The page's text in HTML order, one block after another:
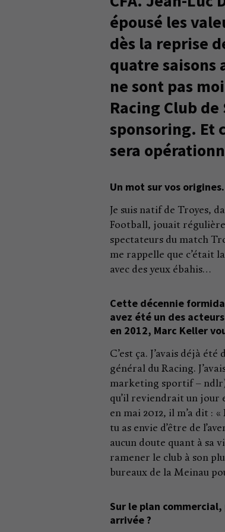
épousé les
dès la reprise
quatre saisons
ne sont pas
Racing Club
sponsoring. Et
sera
Un mot sur vos
Je suis natif de Troyes,
Football, jouait
spectateurs du match
me rappelle que c’était
avec des yeux ébahis…
Cette décennie
avez été un des
en 2012, Marc Keller
C’est ça. J’avais déjà
général du Racing.
marketing sportif –
qu’il reviendrait un jour
en mai 2012, il m’a dit :
tu as envie d’être de
aucun doute quant à sa
ramener le club à son
bureaux de la Meinau
Sur le plan
arrivée ?